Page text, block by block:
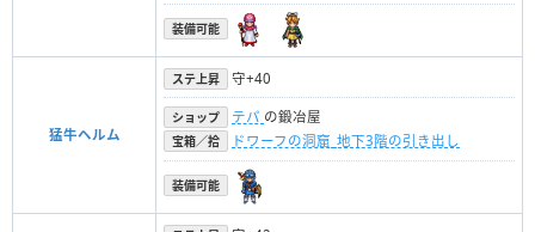
装備可能
猛牛ヘルム
ステ上昇 守+40
ショップ テパ の鍛冶屋
宝箱／拾 ドワーフの洞窟_地下3階の引き出し
装備可能